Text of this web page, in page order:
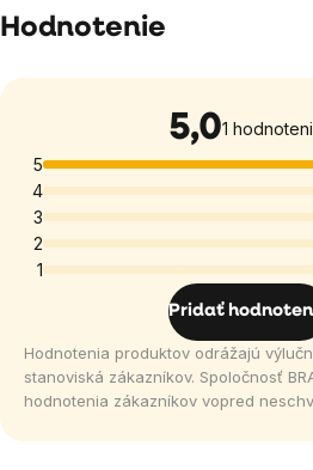
Hodnotenie
5,0Priemerné
hodnotenie
produktu
je
5,0
z
5
1
5
4
3
2
1
Pridať
Hodnotenia produktov odrážajú
stanoviská zákazníkov. Spoločnosť
hodnotenia zákazníkov vopred